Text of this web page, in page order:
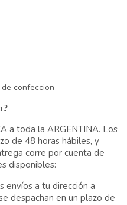
confeccion
a toda la ARGENTINA. Los
de 48 horas hábiles, y
corre por cuenta de
disponibles:
envíos a tu dirección a
despachan en un plazo de